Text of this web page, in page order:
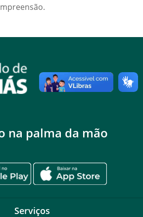
na palma da mão
Serviços